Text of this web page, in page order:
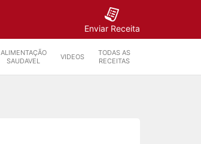
Enviar Receita
ALIMENTAÇÃO
SAUDAVEL
VIDEOS
TODAS AS
RECEITAS